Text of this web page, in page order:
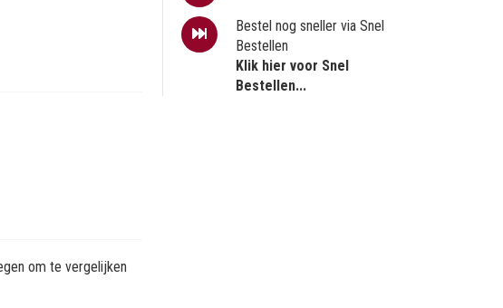
om te vergelijken
Bestel nog sneller via Snel
Bestellen
Klik hier voor Snel
Bestellen...